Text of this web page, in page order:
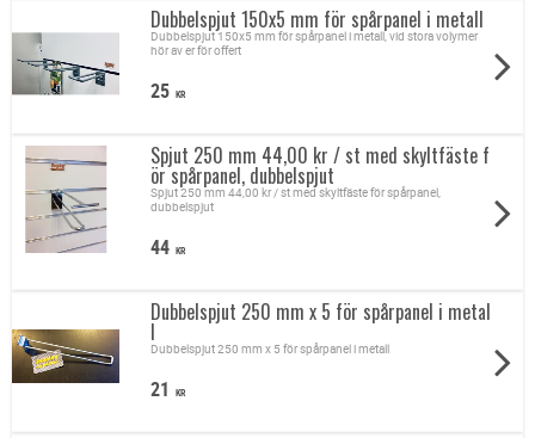
Dubbelspjut 150x5 mm för spårpanel i metall
Dubbelspjut 150x5 mm för spårpanel i metall, vid stora volymer
hör av er för offert
25 KR
Spjut 250 mm 44,00 kr / st med skyltfäste f
ör spårpanel, dubbelspjut
Spjut 250 mm 44,00 kr / st med skyltfäste för spårpanel,
dubbelspjut
44 KR
Dubbelspjut 250 mm x 5 för spårpanel i metal
l
Dubbelspjut 250 mm x 5 för spårpanel i metall
21 KR